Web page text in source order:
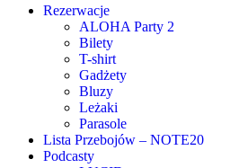
Rezerwacje
ALOHA Party 2
Bilety
T-shirt
Gadżety
Bluzy
Leżaki
Parasole
Lista Przebojów – NOTE20
Podcasty